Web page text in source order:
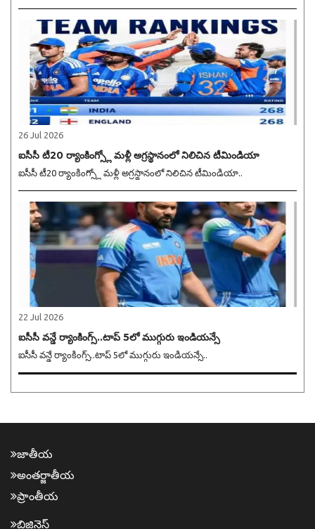
26 Jul 2026
ఐసీసీ టీ20 ర్యాంకింగ్స్లో మళ్లీ అగ్రస్థానంలో నిలిచిన టీమిండియా
ఐసీసీ టీ20 ర్యాంకింగ్స్లో మళ్లీ అగ్రస్థానంలో నిలిచిన టీమిండియా..
22 Jul 2026
ఐసీసీ వన్డే ర్యాంకింగ్స్..టాప్ 5లో ముగ్గురు ఇండియన్సే
ఐసీసీ వన్డే ర్యాంకింగ్స్..టాప్ 5లో ముగ్గురు ఇండియన్సే..
జాతీయ
అంత‌ర్జాతీయ
ప్రాంతీయ‌
బిజినెస్